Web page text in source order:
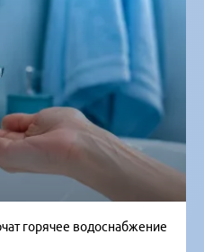
горячее водоснабжение